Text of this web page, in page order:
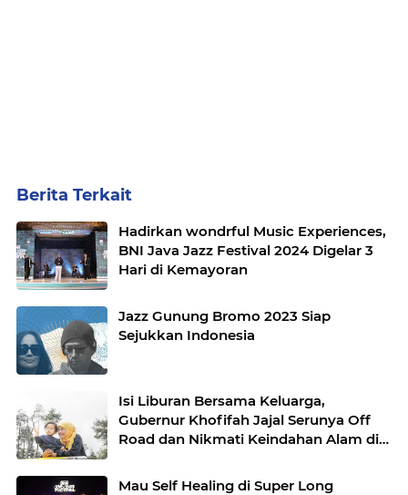
Berita Terkait
Hadirkan wondrful Music Experiences,
BNI Java Jazz Festival 2024 Digelar 3
Hari di Kemayoran
Jazz Gunung Bromo 2023 Siap
Sejukkan Indonesia
Isi Liburan Bersama Keluarga,
Gubernur Khofifah Jajal Serunya Off
Road dan Nikmati Keindahan Alam di
Mau Self Healing di Super Long